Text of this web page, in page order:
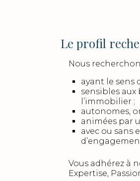
Le profil
Nous
ayant le sens
sensibles aux
l’immobilier ;
autonomes,
animées par
avec ou sans
Vous adhérez à
Expertise,